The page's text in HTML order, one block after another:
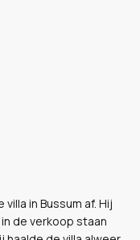
in Bussum af. Hij
de verkoop staan